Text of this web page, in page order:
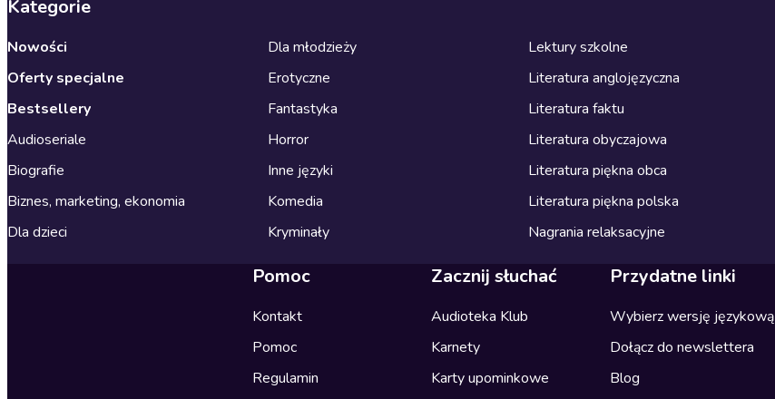
Kategorie
Nowości
Oferty specjalne
Bestsellery
Audioseriale
Biografie
Biznes, marketing, ekonomia
Dla dzieci
Dla młodzieży
Erotyczne
Fantastyka
Horror
Inne języki
Komedia
Kryminały
Lektury szkolne
Literatura anglojęzyczna
Literatura faktu
Literatura obyczajowa
Literatura piękna obca
Literatura piękna polska
Nagrania relaksacyjne
Pomoc
Kontakt
Pomoc
Regulamin
Zacznij słuchać
Audioteka Klub
Karnety
Karty upominkowe
Przydatne linki
Wybierz wersję językową
Dołącz do newslettera
Blog